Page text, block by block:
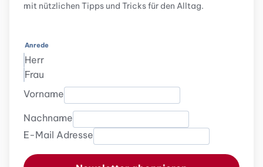
mit nützlichen Tipps und Tricks für den Alltag.
Anrede
Herr
Frau
Vorname
Nachname
E-Mail Adresse